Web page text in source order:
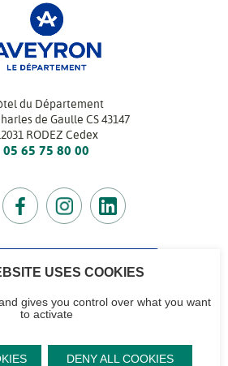
du Département
de Gaulle CS 43147
RODEZ Cedex
05 65 75 80 00
NOUS
à notre
Mentions
Plan du site
USES COOKIES
gives you control over what you want
to activate
DENY ALL COOKIES